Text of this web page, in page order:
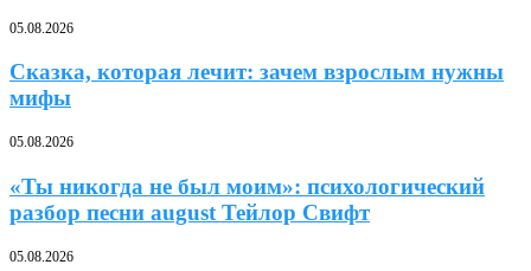
05.08.2026
Сказка, которая лечит: зачем взрослым нужны
мифы
05.08.2026
«Ты никогда не был моим»: психологический
разбор песни august Тейлор Свифт
05.08.2026